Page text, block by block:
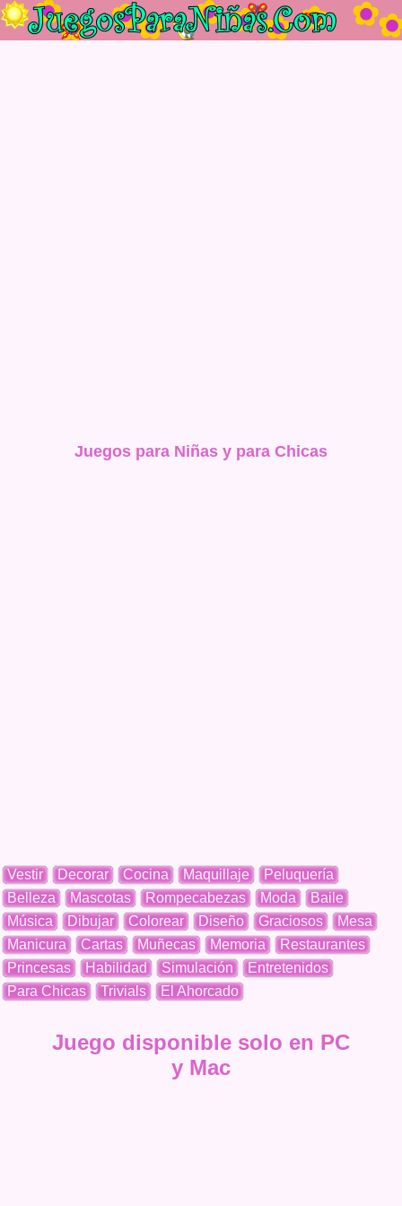
Juegos para Niñas y para Chicas
Vestir Decorar Cocina Maquillaje
Peluquería
Belleza
Mascotas Rompecabezas Moda
Baile
Música
Dibujar Colorear Diseño Graciosos
Mesa
Manicura
Cartas Muñecas Memoria
Restaurantes
Princesas
Habilidad Simulación
Entretenidos
Para Chicas
Trivials El Ahorcado
Juego disponible solo en PC
y Mac